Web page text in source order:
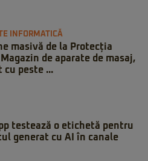
INFORMATICĂ
masivă de la Protecția
de aparate de masaj,
cu peste ...
testează o etichetă pentru
generat cu AI în canale